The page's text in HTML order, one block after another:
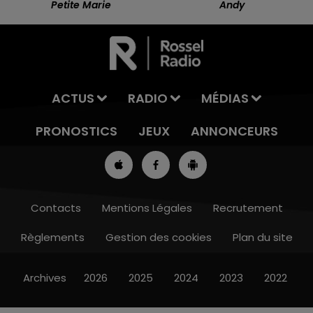
12h00 - 13h00
Petite Marie Andy
ACTUS RADIO
MÉDIAS
PRONOSTICS
JEUX ANNONCEURS
Contacts Mentions Légales
Recrutement
Règlements
Gestion des cookies Plan du site
Archives 2026 2025 2024 2023 2022